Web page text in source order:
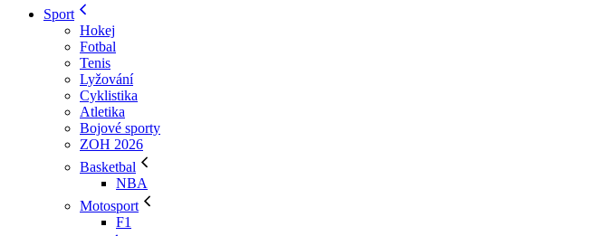
Sport
Hokej
Fotbal
Tenis
Lyžování
Cyklistika
Atletika
Bojové sporty
ZOH 2026
Basketbal
NBA
Motosport
F1